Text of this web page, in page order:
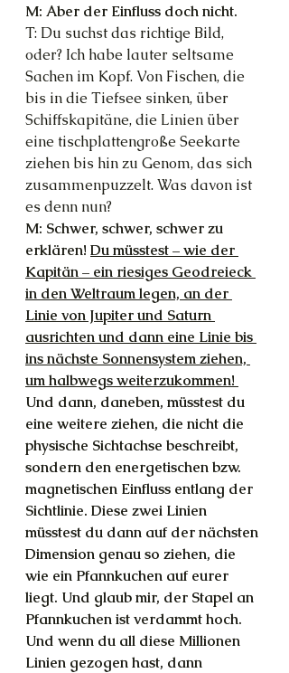
M: Aber der Einfluss doch nicht.
T: Du suchst das richtige Bild,
oder? Ich habe lauter seltsame
Sachen im Kopf. Von Fischen, die
bis in die Tiefsee sinken, über
Schiffskapitäne, die Linien über
eine tischplattengroße Seekarte
ziehen bis hin zu Genom, das sich
zusammenpuzzelt. Was davon ist
es denn nun?
M: Schwer, schwer, schwer zu
erklären! Du müsstest – wie der
Kapitän – ein riesiges Geodreieck
in den Weltraum legen, an der
Linie von Jupiter und Saturn
ausrichten und dann eine Linie bis
ins nächste Sonnensystem ziehen,
um halbwegs weiterzukommen!
Und dann, daneben, müsstest du
eine weitere ziehen, die nicht die
physische Sichtachse beschreibt,
sondern den energetischen bzw.
magnetischen Einfluss entlang der
Sichtlinie. Diese zwei Linien
müsstest du dann auf der nächsten
Dimension genau so ziehen, die
wie ein Pfannkuchen auf eurer
liegt. Und glaub mir, der Stapel an
Pfannkuchen ist verdammt hoch.
Und wenn du all diese Millionen
Linien gezogen hast, dann